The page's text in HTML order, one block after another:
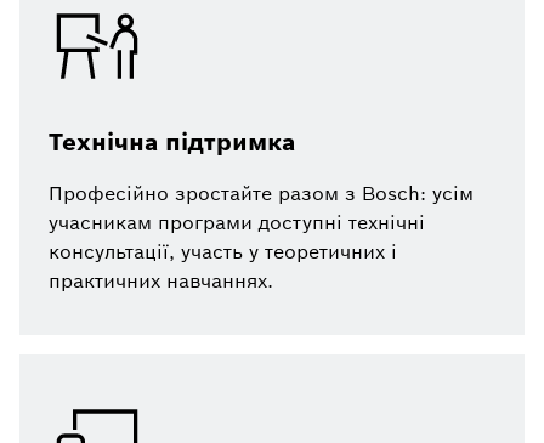
Технічна підтримка
Професійно зростайте разом з Bosch: усім
учасникам програми доступні технічні
консультації, участь у теоретичних і
практичних навчаннях.